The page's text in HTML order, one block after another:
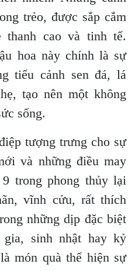
trẻo, được sắp cắm
thanh cao và tinh tế.
hoa này chính là sự
tiểu cảnh sen đá, lá
tạo nên một không
sống.
tượng trưng cho sự
và những điều may
trong phong thủy lại
vĩnh cửu, rất thích
những dịp đặc biệt
sinh nhật hay kỷ
món quà thể hiện sự